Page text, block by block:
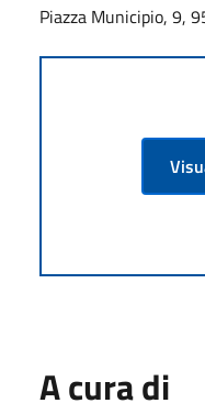
Piazza Municipio, 9,
A cura di